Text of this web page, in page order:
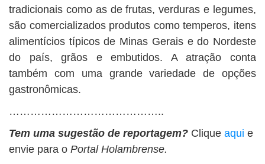
tradicionais como as de frutas, verduras e legumes,
são comercializados produtos como temperos, itens
alimentícios típicos de Minas Gerais e do Nordeste
do país, grãos e embutidos. A atração conta
também com uma grande variedade de opções
gastronômicas.
……………………………………..
Tem uma sugestão de reportagem? Clique aqui e
envie para o Portal Holambrense.